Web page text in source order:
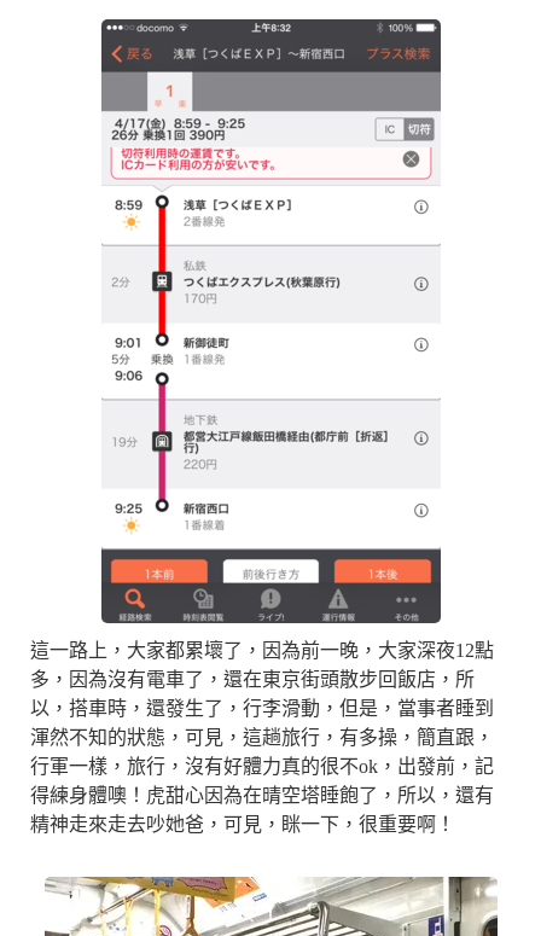
這一路上，大家都累壞了，因為前一晚，大家深夜12點
多，因為沒有電車了，還在東京街頭散步回飯店，所
以，搭車時，還發生了，行李滑動，但是，當事者睡到
渾然不知的狀態，可見，這趟旅行，有多操，簡直跟，
行軍一樣，旅行，沒有好體力真的很不ok，出發前，記
得練身體噢！虎甜心因為在晴空塔睡飽了，所以，還有
精神走來走去吵她爸，可見，眯一下，很重要啊！